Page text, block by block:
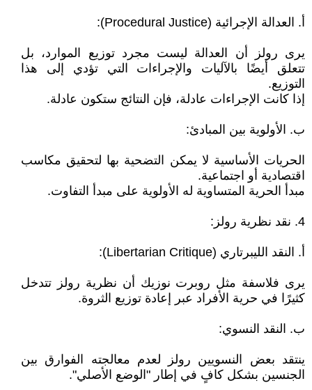
أ. العدالة الإجرائية (Procedural Justice):
يرى رولز أن العدالة ليست مجرد توزيع الموارد، بل
تتعلق أيضًا بالآليات والإجراءات التي تؤدي إلى هذا
التوزيع.
إذا كانت الإجراءات عادلة، فإن النتائج ستكون عادلة.
ب. الأولوية بين المبادئ:
الحريات الأساسية لا يمكن التضحية بها لتحقيق مكاسب
اقتصادية أو اجتماعية.
مبدأ الحرية المتساوية له الأولوية على مبدأ التفاوت.
4. نقد نظرية رولز:
أ. النقد الليبرتاري (Libertarian Critique):
يرى فلاسفة مثل روبرت نوزيك أن نظرية رولز تتدخل
كثيرًا في حرية الأفراد عبر إعادة توزيع الثروة.
ب. النقد النسوي:
ينتقد بعض النسويين رولز لعدم معالجته الفوارق بين
الجنسين بشكل كافٍ في إطار "الوضع الأصلي".